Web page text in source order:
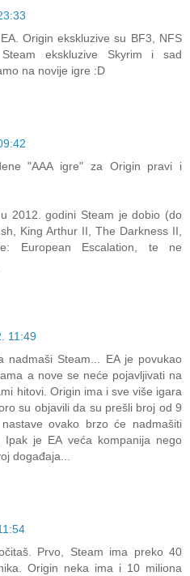
Origin ekskluzive su BF3, NFS
ekskluzive Skyrim i sad
na novije igre :D
"AAA igre" za Origin pravi i
2012. godini Steam je dobio (do
King Arthur II, The Darkness II,
European Escalation, te ne
11:49
nadmaši Steam... EA je povukao
a nove se neće pojavljivati na
hitovi. Origin ima i sve više igara
su objavili da su prešli broj od 9
ovako brzo će nadmašiti
Ipak je EA veća kompanija nego
događaja...
Prvo, Steam ima preko 40
Origin neka ima i 10 miliona